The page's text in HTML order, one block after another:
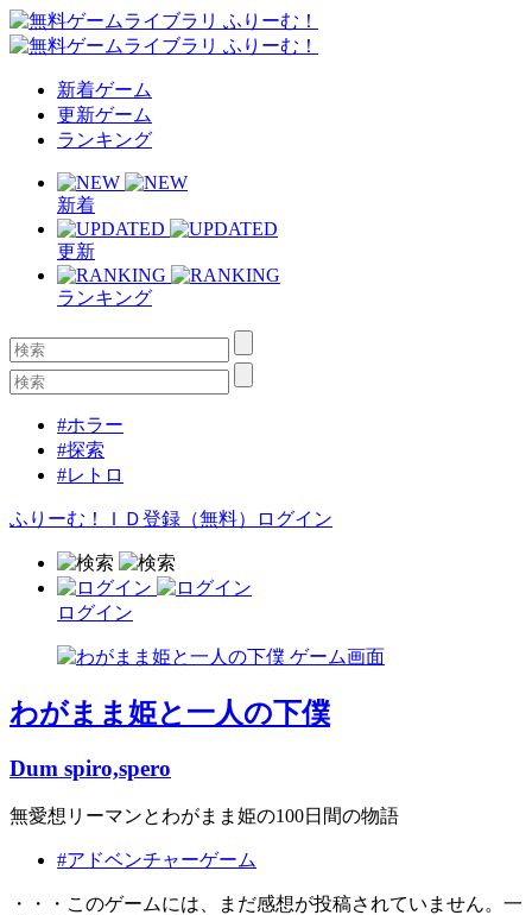
新着ゲーム
更新ゲーム
ランキング
新着
更新
ランキング
#ホラー
#探索
#レトロ
ふりーむ！ＩＤ登録（無料） ログイン
ログイン
わがまま姫と一人の下僕
Dum spiro,spero
無愛想リーマンとわがまま姫の100日間の物語
#アドベンチャーゲーム
・・・このゲームには、まだ感想が投稿されていません。一